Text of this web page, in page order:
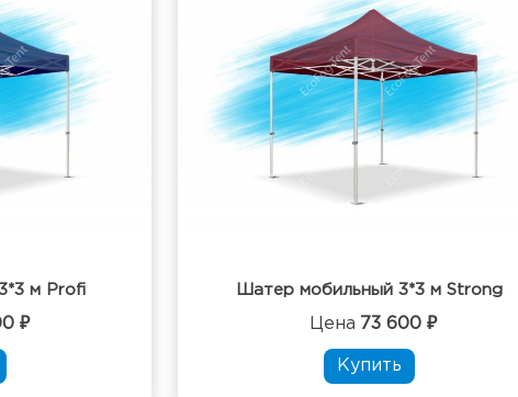
м Profi
₽
Шатер мобильный 3*3 м Strong
Цена 73 600 ₽
Купить